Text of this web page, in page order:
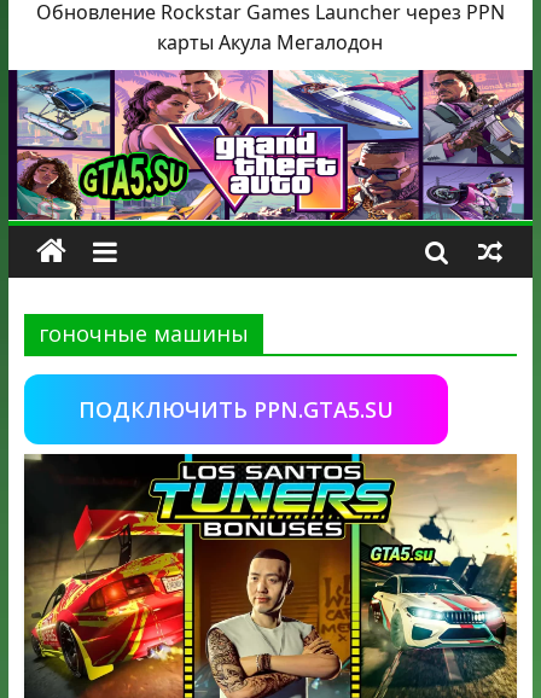
Обновление Rockstar Games Launcher через PPN
карты Акула Мегалодон
гоночные машины
ПОДКЛЮЧИТЬ PPN.GTA5.SU